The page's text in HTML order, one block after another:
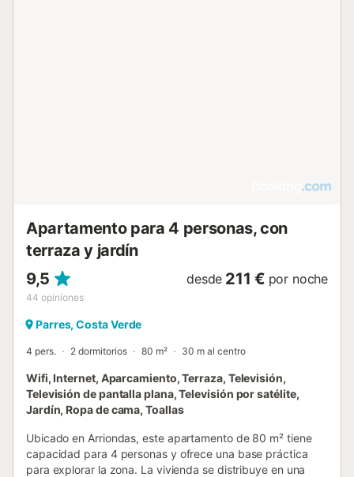
Apartamento para 4 personas, con
terraza y jardín
9,5
44 opiniones
desde 211 € por noche
Parres, Costa Verde
4 pers. 2 dormitorios 80 m² 30 m al centro
Wifi, Internet, Aparcamiento, Terraza, Televisión,
Televisión de pantalla plana, Televisión por satélite,
Jardín, Ropa de cama, Toallas
Ubicado en Arriondas, este apartamento de 80 m² tiene
capacidad para 4 personas y ofrece una base práctica
para explorar la zona. La vivienda se distribuye en una